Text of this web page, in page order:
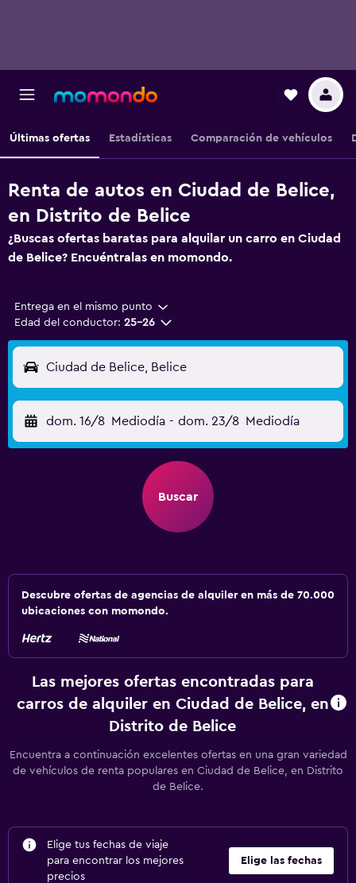
Últimas ofertas Estadísticas Comparación de vehículos
Renta de autos en Ciudad de Belice,
en Distrito de Belice
¿Buscas ofertas baratas para alquilar un carro en Ciudad
de Belice? Encuéntralas en momondo.
Entrega en el mismo punto
Edad del conductor: 25-26
Ciudad de Belice, Belice
dom. 16/8 Mediodía - dom. 23/8 Mediodía
Buscar
Descubre ofertas de agencias de alquiler en más de 70.000
ubicaciones con momondo.
Las mejores ofertas encontradas para
carros de alquiler en Ciudad de Belice, en
Distrito de Belice
Encuentra a continuación excelentes ofertas en una gran variedad
de vehículos de renta populares en Ciudad de Belice, en Distrito
de Belice.
Elige tus fechas de viaje
para encontrar los mejores
precios
Elige las fechas